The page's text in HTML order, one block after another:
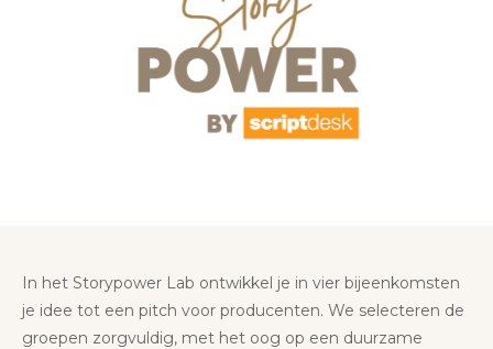
In het Storypower Lab ontwikkel je in vier bijeenkomsten
je idee tot een pitch voor producenten. We selecteren de
groepen zorgvuldig, met het oog op een duurzame